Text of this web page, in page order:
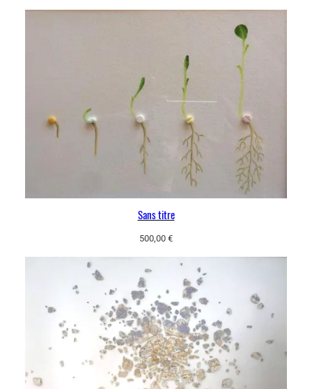
Sans titre
500,00 €